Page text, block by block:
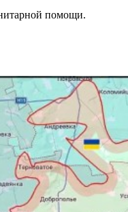
помощи.